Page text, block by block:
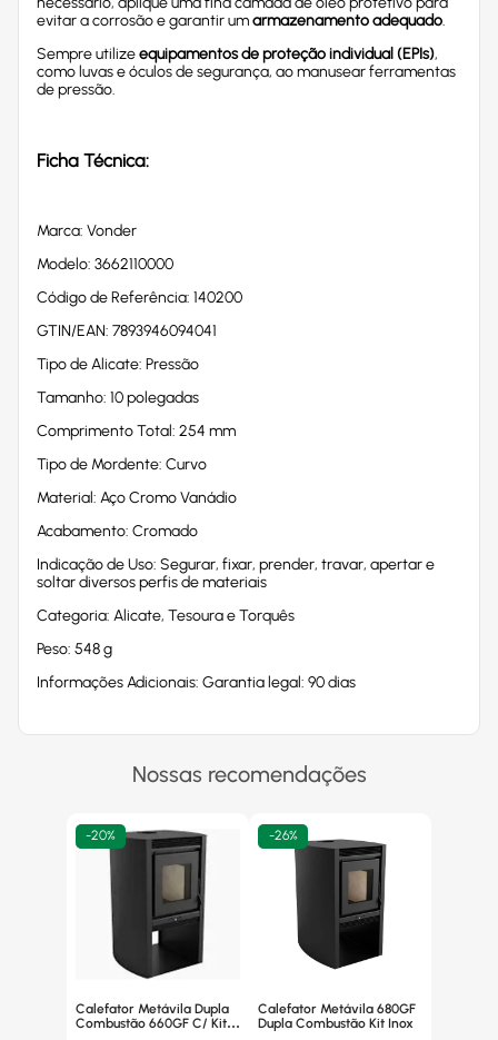
evitar a corrosão e garantir umarmazenamento adequado.
Sempre utilizeequipamentos de proteção individual (EPIs),
como luvas e óculos de segurança, ao manusear ferramentas
de pressão.
Ficha Técnica:
Marca: Vonder
Modelo: 3662110000
Código de Referência: 140200
GTIN/EAN: 7893946094041
Tipo de Alicate: Pressão
Tamanho: 10 polegadas
Comprimento Total: 254 mm
Tipo de Mordente: Curvo
Material: Aço Cromo Vanádio
Acabamento: Cromado
Indicação de Uso: Segurar, fixar, prender, travar, apertar e
soltar diversos perfis de materiais
Categoria: Alicate, Tesoura e Torquês
Peso: 548 g
Informações Adicionais: Garantia legal: 90 dias
Nossas recomendações
-20%
Calefator Metávila Dupla
Combustão 660GF C/ Kit
-26%
Calefator Metávila 680GF
Dupla Combustão Kit Inox